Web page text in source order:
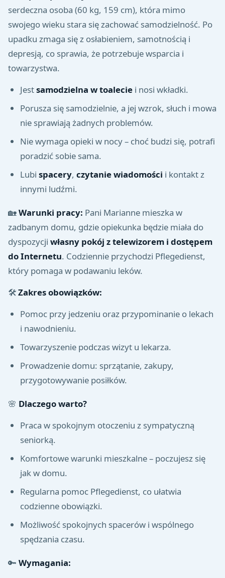
serdeczna osoba (60 kg, 159 cm), która mimo
swojego wieku stara się zachować samodzielność. Po
upadku zmaga się z osłabieniem, samotnością i
depresją, co sprawia, że potrzebuje wsparcia i
towarzystwa.
Jestsamodzielna w toalecie i nosi wkładki.
Porusza się samodzielnie, a jej wzrok, słuch i mowa
nie sprawiają żadnych problemów.
Nie wymaga opieki w nocy – choć budzi się, potrafi
poradzić sobie sama.
Lubi spacery, czytanie wiadomości i kontakt z
innymi ludźmi.
🏡Warunki pracy: Pani Marianne mieszka w
zadbanym domu, gdzie opiekunka będzie miała do
dyspozycji własny pokój z telewizorem i dostępem
do Internetu. Codziennie przychodzi Pflegedienst,
który pomaga w podawaniu leków.
🛠️Zakres obowiązków:
Pomoc przy jedzeniu oraz przypominanie o lekach
i nawodnieniu.
Towarzyszenie podczas wizyt u lekarza.
Prowadzenie domu: sprzątanie, zakupy,
przygotowywanie posiłków.
🌸 Dlaczego warto?
Praca w spokojnym otoczeniu z sympatyczną
seniorką.
Komfortowe warunki mieszkalne – poczujesz się
jak w domu.
Regularna pomoc Pflegedienst, co ułatwia
codzienne obowiązki.
Możliwość spokojnych spacerów i wspólnego
spędzania czasu.
🔑 Wymagania: